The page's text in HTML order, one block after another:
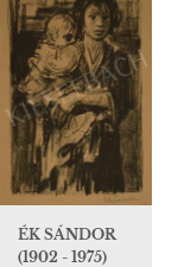
ÉK SÁNDOR
(1902 - 1975)